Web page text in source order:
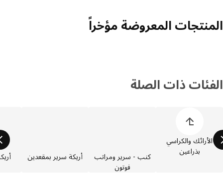
المعروضة مؤخراً
ذات الصلة
الأرائك والكراسي
بذراعين
كنب - سرير ومراتب
فوتون
أريكة سرير بمقعدين
أريكة